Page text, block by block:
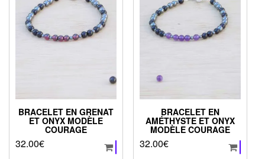
BRACELET EN GRENAT
ET ONYX MODÈLE
COURAGE
32.00€
BRACELET EN
AMÉTHYSTE ET ONYX
MODÈLE COURAGE
32.00€